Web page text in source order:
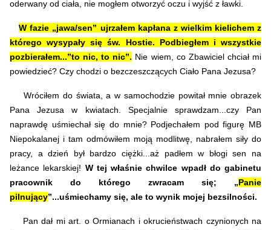
oderwany od ciała, nie mogłem otworzyć oczu i wyjść z ławki.
W fazie „jawa/sen” ujrzałem kapłana z wielkim kielichem z
którego wysypały się św. Hostie. Podbiegłem i wszystkie
pozbierałem...”to nic, to nic”. Nie wiem, co Zbawiciel chciał mi
powiedzieć? Czy chodzi o bezczeszczących Ciało Pana Jezusa?
Wróciłem do świata, a w samochodzie powitał mnie obrazek
Pana Jezusa w kwiatach. Specjalnie sprawdzam...czy Pan
naprawdę uśmiechał się do mnie? Podjechałem pod figurę MB
Niepokalanej i tam odmówiłem moją modlitwę, nabrałem siły do
pracy, a dzień był bardzo ciężki...aż padłem w błogi sen na
leżance lekarskiej! W tej właśnie chwilce wpadł do gabinetu
pracownik do którego zwracam się; „Panie
pilnujący”...uśmiechamy się, ale to wynik mojej bezsilności.
Pan dał mi art. o Ormianach i okrucieństwach czynionych na